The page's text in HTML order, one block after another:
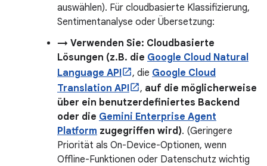
auswählen). Für cloudbasierte Klassifizierung,
Sentimentanalyse oder Übersetzung:
→ Verwenden Sie: Cloudbasierte
Lösungen (z.B. die Google Cloud Natural
Language API
, die Google Cloud
Translation API
, auf die möglicherweise
über ein benutzerdefiniertes Backend
oder die Gemini Enterprise Agent
Platform zugegriffen wird). (Geringere
Priorität als On-Device-Optionen, wenn
Offline-Funktionen oder Datenschutz wichtig